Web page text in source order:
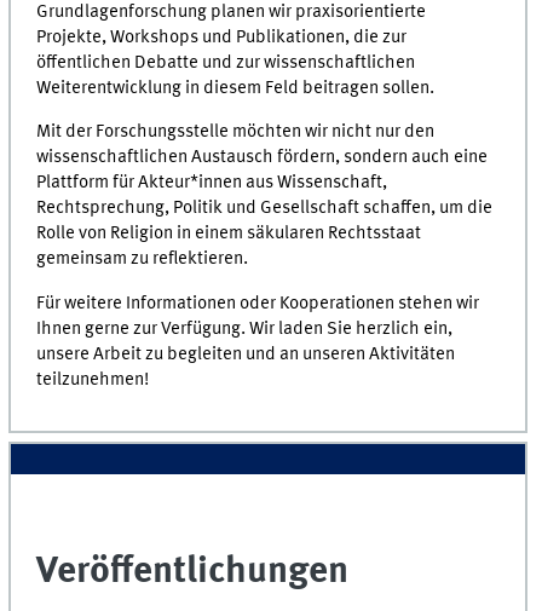
Grundlagenforschung planen wir praxisorientierte
Projekte, Workshops und Publikationen, die zur
öffentlichen Debatte und zur wissenschaftlichen
Weiterentwicklung in diesem Feld beitragen sollen.
Mit der Forschungsstelle möchten wir nicht nur den
wissenschaftlichen Austausch fördern, sondern auch eine
Plattform für Akteur*innen aus Wissenschaft,
Rechtsprechung, Politik und Gesellschaft schaffen, um die
Rolle von Religion in einem säkularen Rechtsstaat
gemeinsam zu reflektieren.
Für weitere Informationen oder Kooperationen stehen wir
Ihnen gerne zur Verfügung. Wir laden Sie herzlich ein,
unsere Arbeit zu begleiten und an unseren Aktivitäten
teilzunehmen!
Veröffentlichungen